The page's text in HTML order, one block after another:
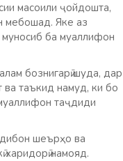
масоили ҷойдошта,
мебошад. Яке аз
муносиб ба муаллифон
бознигарӣ шуда, дар
таъкид намуд, ки бо
таҷдиди
шеърҳо ва
намояд.